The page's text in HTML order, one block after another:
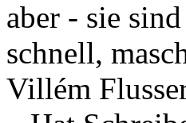
aber - sie
schnell,
Villém